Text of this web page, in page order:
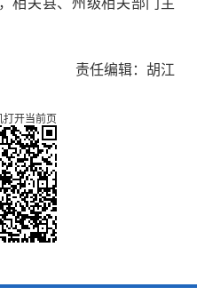
相关县、州级相关部门主
责任编辑：胡江
打开当前页